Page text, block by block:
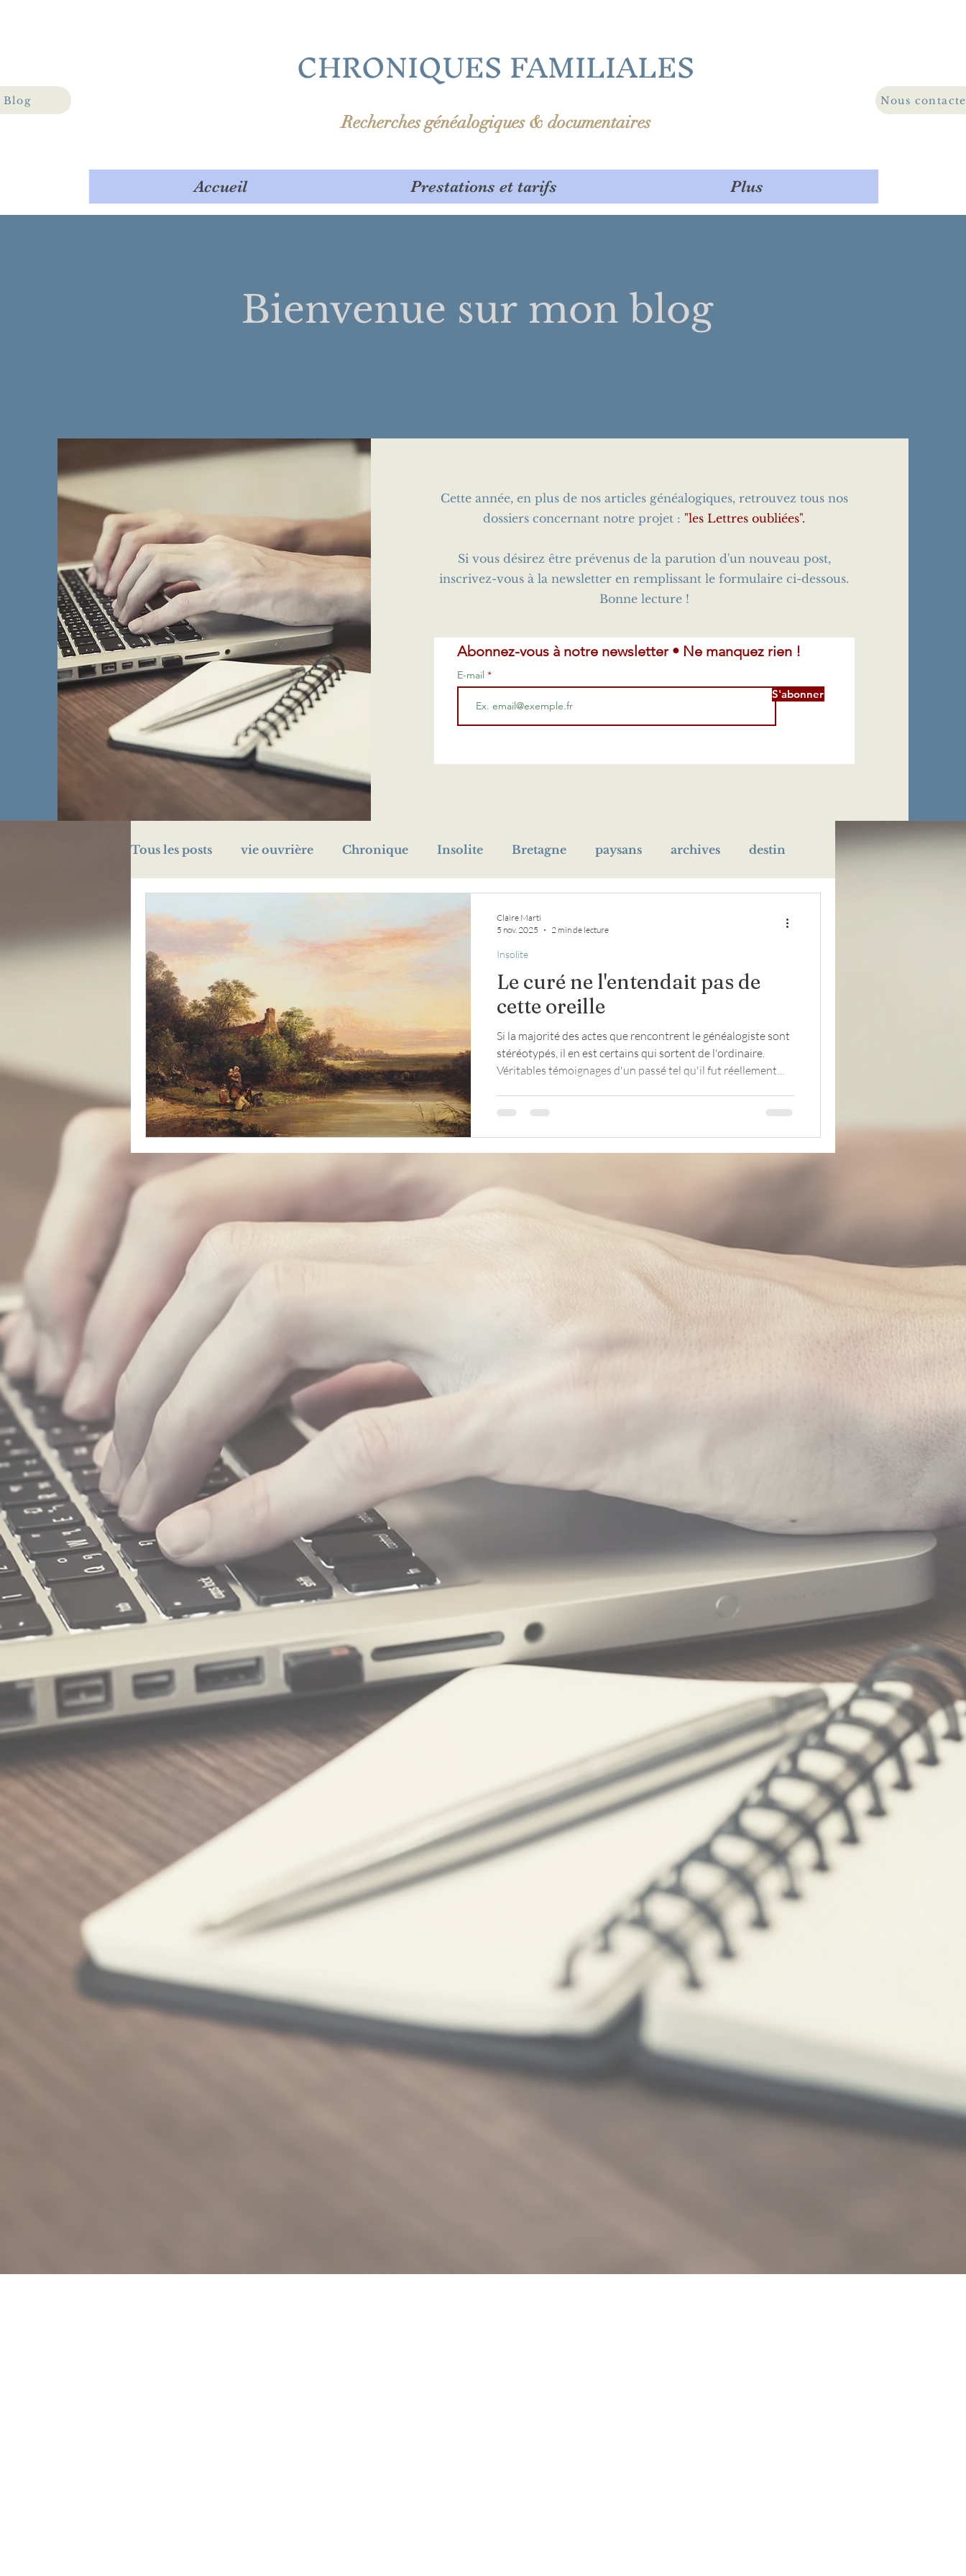
Blog
CHRONIQUES FAMILIALES
Recherches généalogiques & documentaires
Nous
Accueil Prestations et tarifs Plus
Bienvenue sur mon blog
Cette année, en plus de nos articles généalogiques, retrouvez tous nos
dossiers concernant notre projet : "les Lettres oubliées".
Si vous désirez être prévenus de la parution d'un nouveau post,
inscrivez-vous à la newsletter en remplissant le formulaire ci-dessous.
Bonne lecture !
Abonnez-vous à notre newsletter • Ne manquez rien !
E-mail
S'abonner
Tous les posts vie ouvrière Chronique Insolite Bretagne paysans archives destin
Première Guerre mondiale
prison
catastrophe presse loup
réfugiés Archive insolite maréchaussée
Le curé ne l'entendait pas de
cette oreille
Si la majorité des actes que rencontrent le généalogiste sont
stéréotypés, il en est certains qui sortent de l'ordinaire.
Véritables témoignages d'un passé tel qu'il fut réellement
Insolite
Claire Marti
5 nov. 2025
2 min de lecture